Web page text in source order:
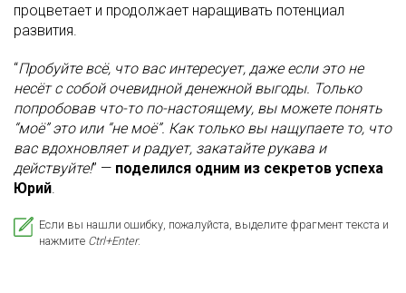
процветает и продолжает наращивать потенциал
развития.
“Пробуйте всё, что вас интересует, даже если это не
несёт с собой очевидной денежной выгоды. Только
попробовав что-то по-настоящему, вы можете понять
“моё” это или “не моё”. Как только вы нащупаете то, что
вас вдохновляет и радует, закатайте рукава и
действуйте!” — поделился одним из секретов успеха
Юрий
Если вы нашли ошибку, пожалуйста, выделите фрагмент текста и
нажмите Ctrl+Enter.